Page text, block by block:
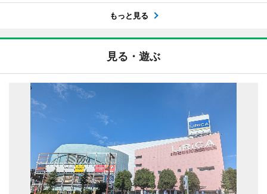
もっと見る
見る・遊ぶ